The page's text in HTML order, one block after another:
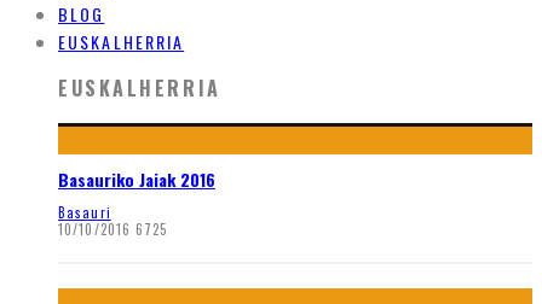
BLOG
EUSKALHERRIA
EUSKALHERRIA
Basauriko Jaiak 2016
Basauri
10/10/2016 6725